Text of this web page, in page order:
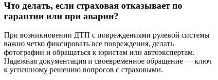
Что делать, если страховая отказывает по
гарантии или при аварии?
При возникновении ДТП с повреждениями рулевой системы
важно четко фиксировать все повреждения, делать
фотографии и обращаться к юристам или автоэкспертам.
Надежная документация и своевременное обращение — ключ
к успешному решению вопросов с страховыми.